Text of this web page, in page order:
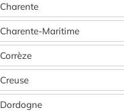
Charente
Charente-Maritime
Corrèze
Creuse
Dordogne